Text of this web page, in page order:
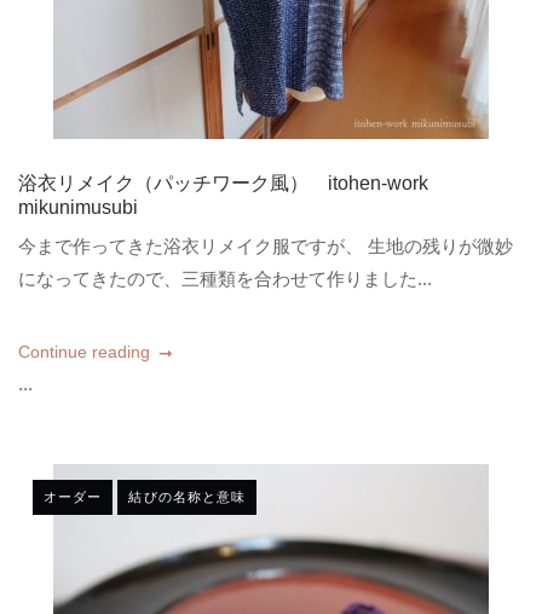
浴衣リメイク（パッチワーク風） itohen-work
mikunimusubi
今まで作ってきた浴衣リメイク服ですが、 生地の残りが微妙
になってきたので、三種類を合わせて作りました...
Continue reading
...
オーダー 結びの名称と意味